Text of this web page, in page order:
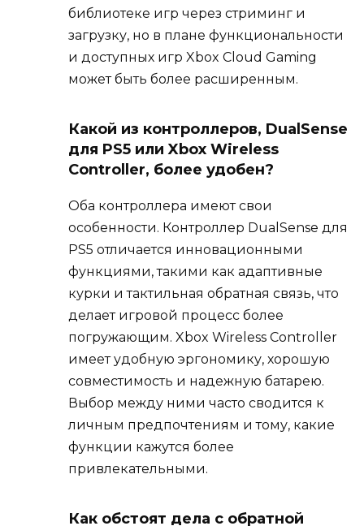
библиотеке игр через стриминг и
загрузку, но в плане функциональности
и доступных игр Xbox Cloud Gaming
может быть более расширенным.
Какой из контроллеров, DualSense
для PS5 или Xbox Wireless
Controller, более удобен?
Оба контроллера имеют свои
особенности. Контроллер DualSense для
PS5 отличается инновационными
функциями, такими как адаптивные
курки и тактильная обратная связь, что
делает игровой процесс более
погружающим. Xbox Wireless Controller
имеет удобную эргономику, хорошую
совместимость и надежную батарею.
Выбор между ними часто сводится к
личным предпочтениям и тому, какие
функции кажутся более
привлекательными.
Как обстоят дела с обратной